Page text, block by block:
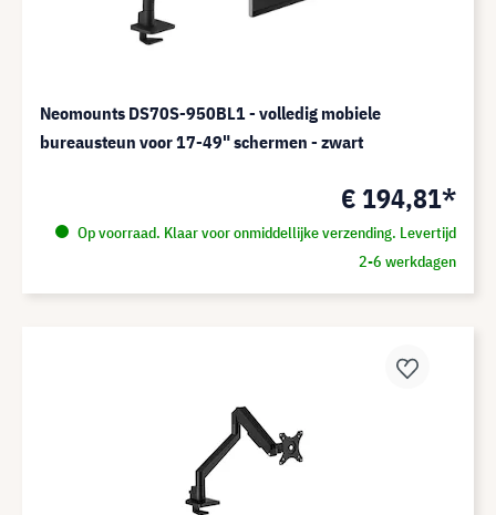
Neomounts DS70S-950BL1 - volledig mobiele
bureausteun voor 17-49" schermen - zwart
€ 194,81*
Op voorraad. Klaar voor onmiddellijke verzending. Levertijd
2-6 werkdagen